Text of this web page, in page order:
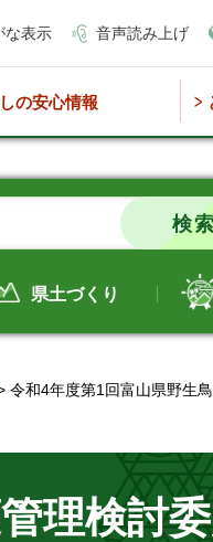
な表示 音声読み上げ
の安心情報
県土づくり
令和4年度第1回富山県野生
理検討